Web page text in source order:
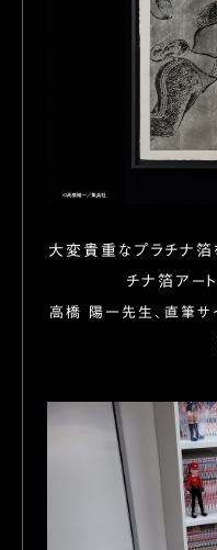
大変貴重なプラチナ箔
チナ箔アー
高橋 陽一先生、直筆サイ